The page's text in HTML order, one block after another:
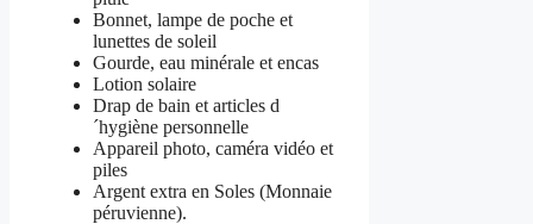
Bonnet, lampe de poche et
lunettes de soleil
Gourde, eau minérale et encas
Lotion solaire
Drap de bain et articles d
´hygiène personnelle
Appareil photo, caméra vidéo et
piles
Argent extra en Soles (Monnaie
péruvienne).